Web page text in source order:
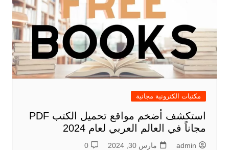
مكتبات الكترونية مجانية
استكشف أضخم مواقع تحميل الكتب PDF
مجاناً في العالم العربي لعام 2024
admin مارس 30, 2024 0